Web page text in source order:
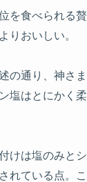
を食べられる
りおいしい。
の通り、神さ
塩はとにかく
けは塩のみと
れている点。